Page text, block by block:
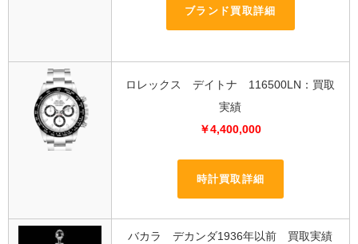
ブランド買取詳細
ロレックス デイトナ 116500LN：買取
実績
￥4,400,000
時計買取詳細
バカラ デカンダ1936年以前 買取実績